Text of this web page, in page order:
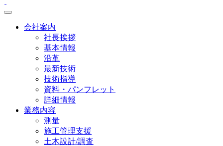
会社案内
社長挨拶
基本情報
沿革
最新技術
技術指導
資料・パンフレット
詳細情報
業務内容
測量
施工管理支援
土木設計/調査